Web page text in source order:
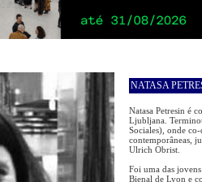
NATASA
Natasa Petresin é
Ljubljana.
Sociales), onde
contemporâneas,
Ulrich Obrist.
Foi uma das
Bienal de Lyon e